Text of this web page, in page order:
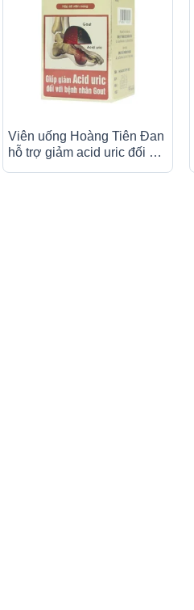
Viên uống Hoàng Tiên Đan
hỗ trợ giảm acid uric đối với
bệnh nhân gout (60 viên)